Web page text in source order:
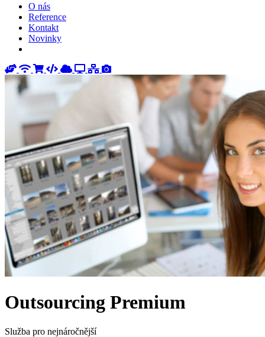
O nás
Reference
Kontakt
Novinky
Outsourcing Premium
Služba pro nejnáročnější